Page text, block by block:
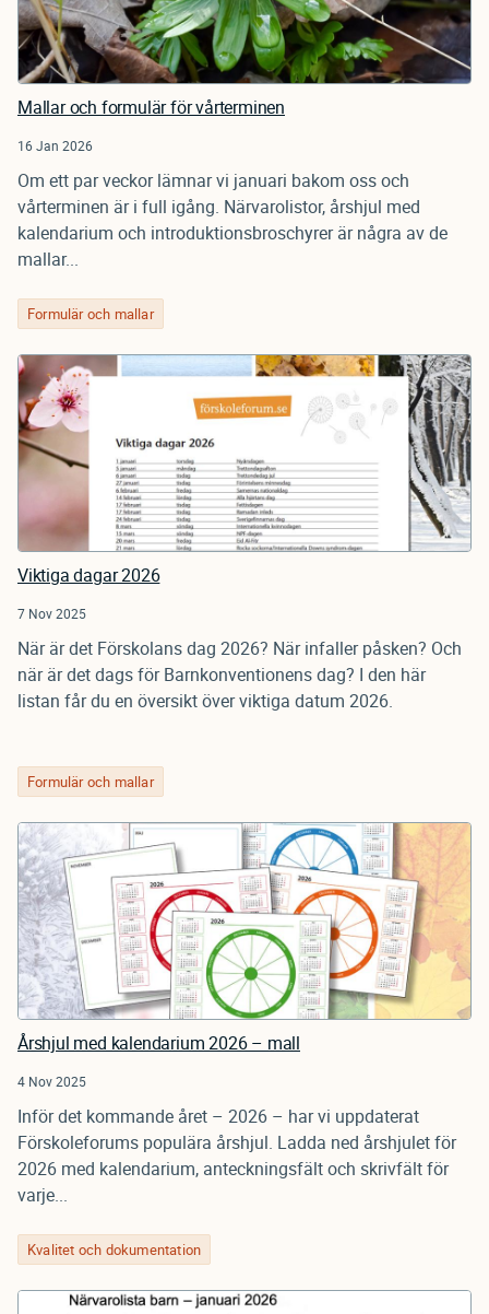
Mallar och formulär för vårterminen
16 Jan 2026
Om ett par veckor lämnar vi januari bakom oss och
vårterminen är i full igång. Närvarolistor, årshjul med
kalendarium och introduktionsbroschyrer är några av de
mallar...
Formulär och mallar
Viktiga dagar 2026
7 Nov 2025
När är det Förskolans dag 2026? När infaller påsken? Och
när är det dags för Barnkonventionens dag? I den här
listan får du en översikt över viktiga datum 2026.
Formulär och mallar
Årshjul med kalendarium 2026 – mall
4 Nov 2025
Inför det kommande året – 2026 – har vi uppdaterat
Förskoleforums populära årshjul. Ladda ned årshjulet för
2026 med kalendarium, anteckningsfält och skrivfält för
varje...
Kvalitet och dokumentation